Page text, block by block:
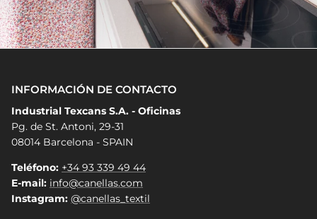
INFORMACIÓN DE CONTACTO
Industrial Texcans S.A. - Oficinas
Pg. de St. Antoni, 29-31
08014 Barcelona - SPAIN
Teléfono: +34 93 339 49 44
E-mail: info@canellas.com
Instagram: @canellas_textil